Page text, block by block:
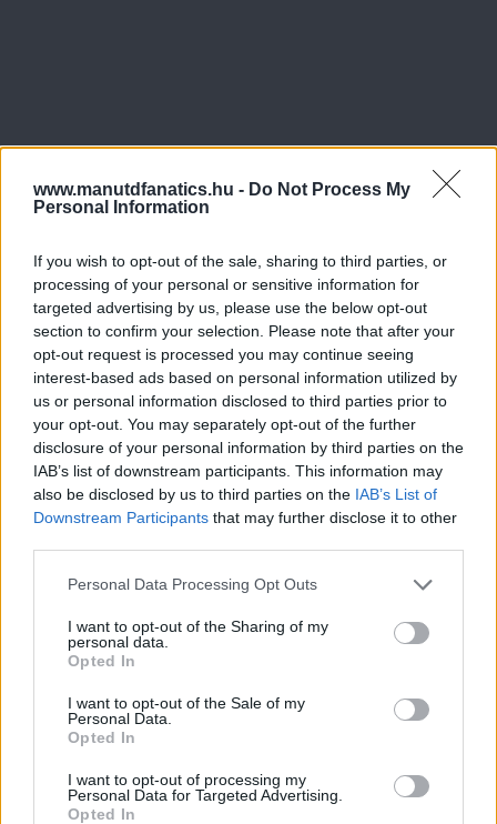
www.manutdfanatics.hu - Do Not Process My
Personal Information
If you wish to opt-out of the sale, sharing to third parties, or
processing of your personal or sensitive information for
targeted advertising by us, please use the below opt-out
section to confirm your selection. Please note that after your
opt-out request is processed you may continue seeing
interest-based ads based on personal information utilized by
us or personal information disclosed to third parties prior to
your opt-out. You may separately opt-out of the further
disclosure of your personal information by third parties on the
IAB’s list of downstream participants. This information may
also be disclosed by us to third parties on the IAB’s List of
Downstream Participants that may further disclose it to other
Please note that this website/app uses one or more Google
not limited to your visit or usage behaviour. You may click to
grant or deny consent to Google and its third-party tags to
use your data for below specified purposes in below Google
consent section.
Personal Data Processing Opt Outs
I want to opt-out of the Sharing of my
personal data.
Opted In
I want to opt-out of the Sale of my
Personal Data.
Opted In
I want to opt-out of processing my
Personal Data for Targeted Advertising.
Opted In
Meccs Center
Paris Saint-Germain
Manchester United
Felkészülési szezon 4. mérkőzés
Nya Ullevi, Göteborg
2026-08-08 17:00